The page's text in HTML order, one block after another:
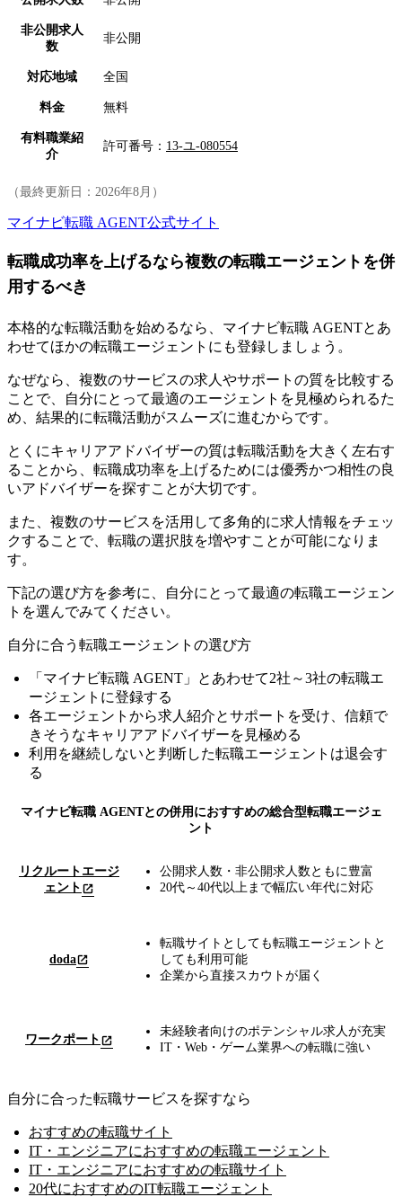
非公開求人
数
非公開
対応地域 全国
料金 無料
有料職業紹
介
許可番号： 13-ユ-080554
（最終更新日： 2026年8月 ）
マイナビ転職 AGENT公式サイト
転職成功率を上げるなら複数の転職エージェントを併
用するべき
本格的な転職活動を始めるなら、マイナビ転職 AGENTとあ
わせてほかの転職エージェントにも登録しましょう。
なぜなら、複数のサービスの求人やサポートの質を比較する
ことで、自分にとって最適のエージェントを見極められるた
め、結果的に転職活動がスムーズに進むからです。
とくにキャリアアドバイザーの質は転職活動を大きく左右す
ることから、転職成功率を上げるためには優秀かつ相性の良
いアドバイザーを探すことが大切です。
また、複数のサービスを活用して多角的に求人情報をチェッ
クすることで、転職の選択肢を増やすことが可能になりま
す。
下記の選び方を参考に、自分にとって最適の転職エージェン
トを選んでみてください。
自分に合う転職エージェントの選び方
「マイナビ転職 AGENT」とあわせて2社～3社の転職エ
ージェントに登録する
各エージェントから求人紹介とサポートを受け、信頼で
きそうなキャリアアドバイザーを見極める
利用を継続しないと判断した転職エージェントは退会す
る
マイナビ転職 AGENTとの併用におすすめの総合型転職エージェ
ント
リクルートエージ
ェント
公開求人数・非公開求人数ともに豊富
20代～40代以上まで幅広い年代に対応
doda
転職サイトとしても転職エージェントと
しても利用可能
企業から直接スカウトが届く
ワークポート
未経験者向けのポテンシャル求人が充実
IT・Web・ゲーム業界への転職に強い
自分に合った転職サービスを探すなら
おすすめの転職サイト
IT・エンジニアにおすすめの転職エージェント
IT・エンジニアにおすすめの転職サイト
20代におすすめのIT転職エージェント